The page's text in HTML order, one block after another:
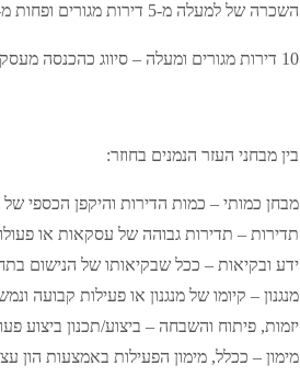
השכרה של למעלה מ-5 דירות מגורים ופחות מ-10 דירות תיבחן בהתאם למבחנים השונים שהובאו בטיוטת החוזר ועל פיהם יוכרע אופייה כהכנסה מעסק או כהכנסה פאסיבית.
10 דירות מגורים ומעלה – סיווג כהכנסה מעסק.
בין מבחני העזר הנמנים בחוזר:
מבחן כמותי – כמות הדירות והיקפן הכספי של
תדירות – תדירות גבוהה של עסקאות או
ידע ובקיאות – ככל שבקיאותו של הנישום
מנגנון – קיומו של מנגנון או פעילות קבועה
יזמות, פיתוח והשבחה – ביצוע/תכנון ביצוע
מימון – ככלל, מימון הפעילות באמצעות הון